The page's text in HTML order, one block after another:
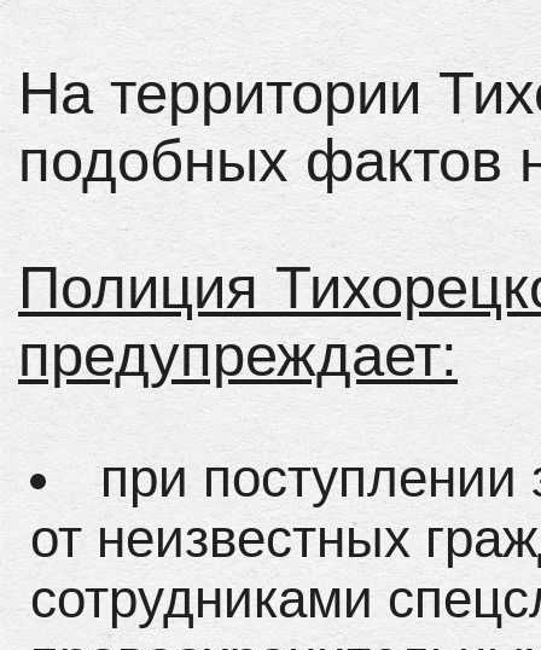
На территории
подобных фактов
Полиция
предупреждает:
при
от неизвестных
сотрудниками